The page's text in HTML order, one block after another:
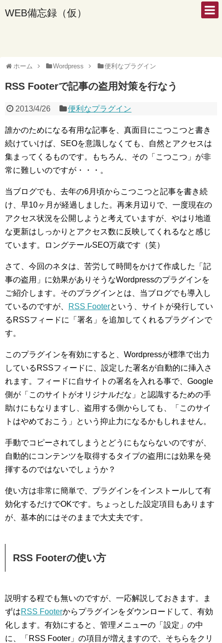
WEB備忘録（仮）
ホーム Wordpress 便利なプラグイン
RSS Footerで記事の盗用対策を行なう
2013/4/26 便利なプラグイン
誰かのためになる有用な記事を、真面目にこつこつと書き
続けていけば、SEOを意識しなくても、自然とアクセスは
集まってくるものです。もちろん、その「こつこつ」が非
常に難しいのですが・・・。
当ブログでも、去年の6月頃からこつこつと記事を書き続
け、早10ヶ月が経過しました。再来月辺りで、一度現在の
アクセス状況を公開しようと考えていますが、やはり地道
な更新はしっかりとアクセス数に反映してくれるなと感じ
ています。ロングテールSEO万歳です（笑）
さて、今回のネタは、苦労して時間をかけて作成した「記
事の盗用」に効果がありそうなWordpressのプラグインを
ご紹介します。そのプラグインとは、当ブログでも導入し
ているのですが、
RSS Footerという、サイトが発行してい
るRSSフィードに「署名」を追加してくれるプラグインで
す。
このプラグインを有効にすると、Wordpressが標準で出力
しているRSSフィードに、設定した署名が自動的に挿入さ
れます。フィードに自サイトの署名を入れる事で、Google
側が「このサイトがオリジナルだな」と認識するための手
助けにもなりますし、盗用する側からしても、「このサイ
トはやめておこう」という抑止力になるかもしれません。
手動でコピーされてしまうとどうにもならないのですが、
自動的にコンテンツを取得するタイプの盗用には効果を発
揮するのではないでしょうか？
使い方は非常に簡単で、プラグインをインストールして有
効化するだけでOKです。ちょっとした設定項目もあります
が、基本的にはそのままで大丈夫です。
RSS Footerの使い方
説明する程でも無いのですが、一応解説しておきます。ま
ずはRSS Footerからプラグインをダウンロードして、有効
化します。有効にすると、管理メニューの「設定」の中
に、「RSS Footer」の項目が増えますので、そちらをクリ